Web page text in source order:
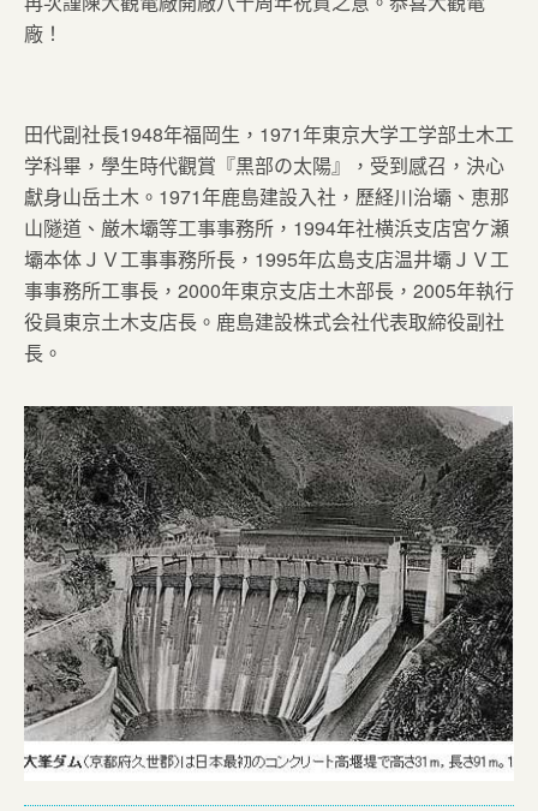
廠！
田代副社長1948年福岡生，1971年東京大学工学部土木工
学科畢，學生時代觀賞『黒部の太陽』，受到感召，決心
獻身山岳土木。1971年鹿島建設入社，歷経川治壩、恵那
山隧道、厳木壩等工事事務所，1994年社横浜支店宮ケ瀬
壩本体ＪＶ工事事務所長，1995年広島支店温井壩ＪＶ工
事事務所工事長，2000年東京支店土木部長，2005年執行
役員東京土木支店長。鹿島建設株式会社代表取締役副社
長。